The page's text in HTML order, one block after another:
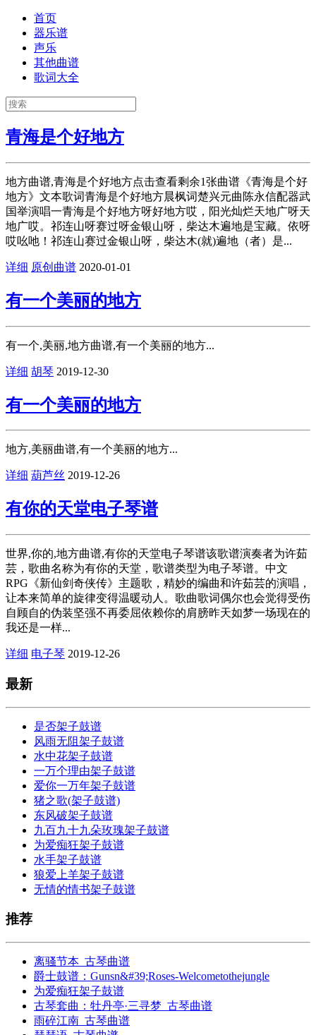
首页
器乐谱
声乐
其他曲谱
歌词大全
青海是个好地方
地方曲谱,青海是个好地方点击查看剩余1张曲谱《青海是个好
地方》文本歌词青海是个好地方晨枫词楚兴元曲陈永信配器武
国举演唱一青海是个好地方呀好地方哎，阳光灿烂天地广呀天
地广哎。祁连山呀赛过呀金银山呀，柴达木遍地是宝藏。依呀
哎吆吔！祁连山赛过金银山呀，柴达木(就)遍地（者）是...
详细 原创曲谱 2020-01-01
有一个美丽的地方
有一个,美丽,地方曲谱,有一个美丽的地方...
详细 胡琴 2019-12-30
有一个美丽的地方
地方,美丽曲谱,有一个美丽的地方...
详细 葫芦丝 2019-12-26
有你的天堂电子琴谱
世界,你的,地方曲谱,有你的天堂电子琴谱该歌谱演奏者为许茹
芸，歌曲名称为有你的天堂，歌谱类型为电子琴谱。中文
RPG《新仙剑奇侠传》主题歌，精妙的编曲和许茹芸的演唱，
让本来简单的旋律变得温暖动人。歌曲歌词偶尔也会觉得受伤
自顾自的伪装坚强不再委屈依赖你的肩膀昨天如梦一场现在的
我还是一样...
详细 电子琴 2019-12-26
最新
是否架子鼓谱
风雨无阻架子鼓谱
水中花架子鼓谱
一万个理由架子鼓谱
爱你一万年架子鼓谱
猪之歌(架子鼓谱)
东风破架子鼓谱
九百九十九朵玫瑰架子鼓谱
为爱痴狂架子鼓谱
水手架子鼓谱
狼爱上羊架子鼓谱
无情的情书架子鼓谱
推荐
离骚节本_古琴曲谱
爵士鼓谱：Gunsn&#39;Roses-Welcometothejungle
为爱痴狂架子鼓谱
古琴套曲：牡丹亭·三寻梦_古琴曲谱
雨碎江南_古琴曲谱